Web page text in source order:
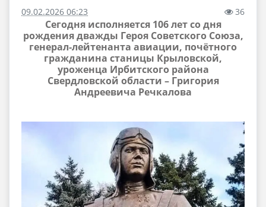
09.02.2026 06:23 36
Сегодня исполняется 106 лет со дня
рождения дважды Героя Советского Союза,
генерал-лейтенанта авиации, почётного
гражданина станицы Крыловской,
уроженца Ирбитского района
Свердловской области – Григория
Андреевича Речкалова